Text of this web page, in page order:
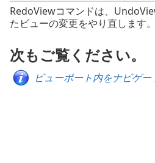
RedoViewコマンドは、
たビューの変更をやり直します。
次もご覧ください。
ビューポート内をナビゲー